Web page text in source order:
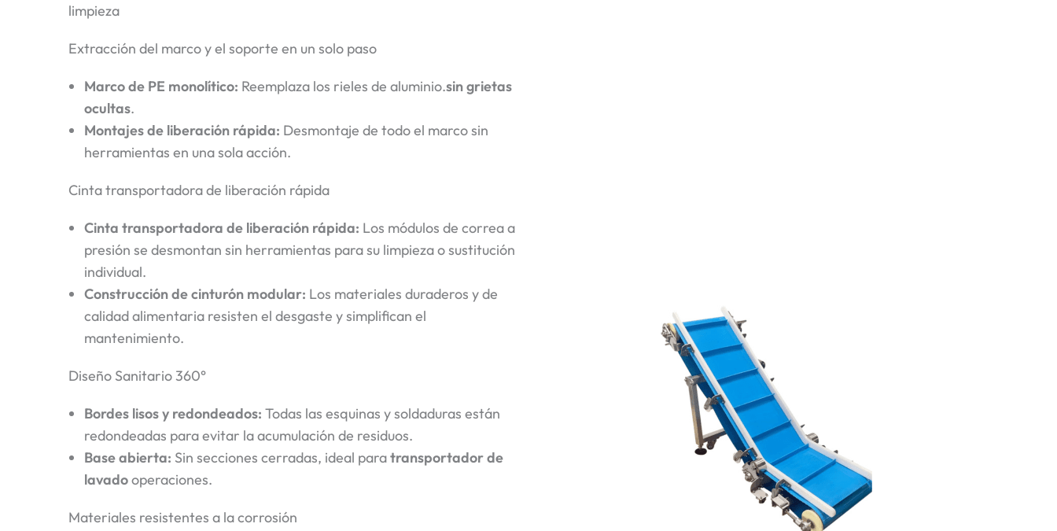
limpieza
Extracción del marco y el soporte en un solo paso
Marco de PE monolítico: Reemplaza los rieles de aluminio.sin grietas
ocultas.
Montajes de liberación rápida: Desmontaje de todo el marco sin
herramientas en una sola acción.
Cinta transportadora de liberación rápida
Cinta transportadora de liberación rápida: Los módulos de correa a
presión se desmontan sin herramientas para su limpieza o sustitución
individual.
Construcción de cinturón modular: Los materiales duraderos y de
calidad alimentaria resisten el desgaste y simplifican el
mantenimiento.
Diseño Sanitario 360°
Bordes lisos y redondeados: Todas las esquinas y soldaduras están
redondeadas para evitar la acumulación de residuos.
Base abierta: Sin secciones cerradas, ideal paratransportador de
lavadooperaciones.
Materiales resistentes a la corrosión